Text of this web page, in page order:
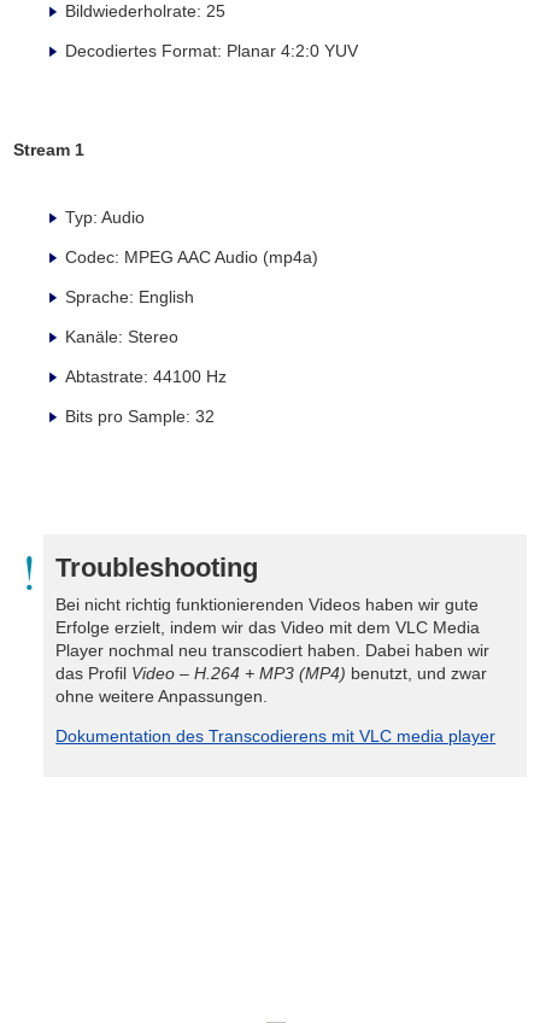
Bildwiederholrate: 25
Decodiertes Format: Planar 4:2:0 YUV
Stream 1
Typ: Audio
Codec: MPEG AAC Audio (mp4a)
Sprache: English
Kanäle: Stereo
Abtastrate: 44100 Hz
Bits pro Sample: 32
Troubleshooting
Bei nicht richtig funktionierenden Videos haben wir gute
Erfolge erzielt, indem wir das Video mit dem VLC Media
Player nochmal neu transcodiert haben. Dabei haben wir
das Profil Video – H.264 + MP3 (MP4) benutzt, und zwar
ohne weitere Anpassungen.
Dokumentation des Transcodierens mit VLC media player